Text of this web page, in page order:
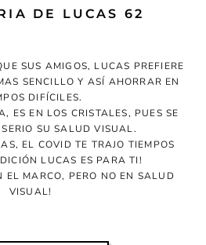
DE LUCAS 62
SUS AMIGOS, LUCAS PREFIERE
SENCILLO Y ASÍ AHORRAR EN
DIFÍCILES.
ES EN LOS CRISTALES, PUES SE
SU SALUD VISUAL.
EL COVID TE TRAJO TIEMPOS
LUCAS ES PARA TI!
EL MARCO, PERO NO EN SALUD
VISUAL!